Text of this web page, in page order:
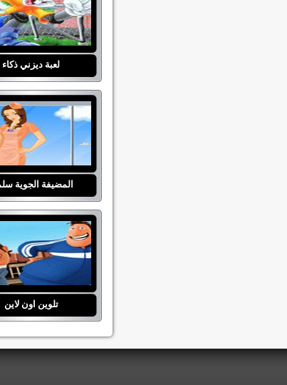
لعبة ديزني ذكاء
المضيفة الجوية
تلوين اون لاين